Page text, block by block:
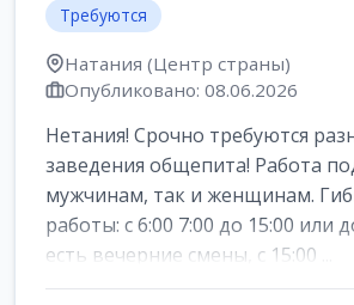
Требуются
Натания (Центр страны)
Опубликовано: 08.06.2026
Нетания! Срочно требуются
заведения общепита! Работа
мужчинам, так и женщинам.
работы: с 6:00 7:00 до 15:00 или
есть вечерние смены, с 15:00 ...